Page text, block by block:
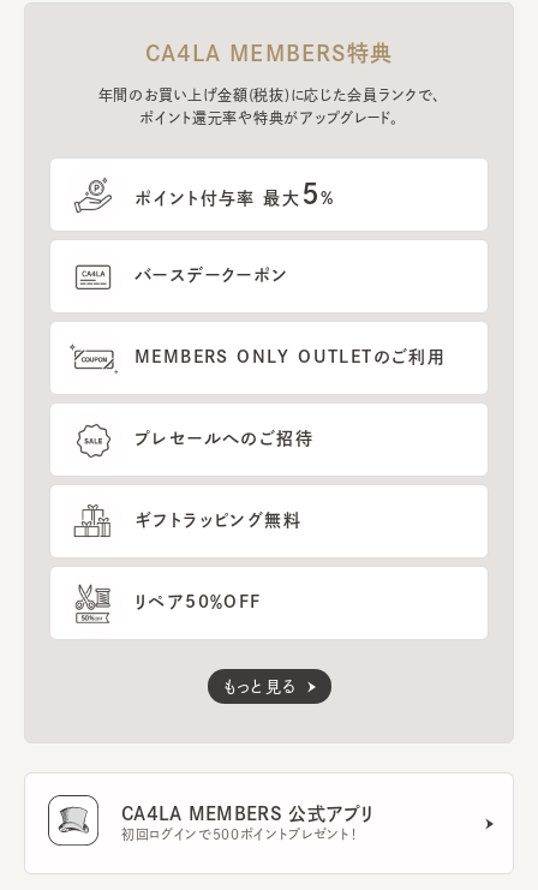
CA4LA MEMBERS特典
年間のお買い上げ金額(税抜)に応じた会員ランクで、
ポイント還元率や特典がアップグレード。
ポイント付与率 最大 5%
バースデークーポン
MEMBERS ONLY OUTLETのご利用
プレセールへのご招待
ギフトラッピング無料
リペア50％OFF
もっと見る
CA4LA MEMBERS 公式アプリ
初回ログインで500ポイントプレゼント！